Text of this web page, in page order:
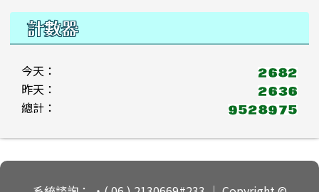
計數器
今天：
昨天：
總計：